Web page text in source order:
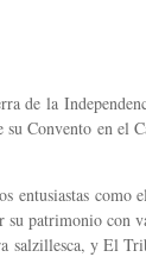
de la
Convento en el
entusiastas
patrimonio con
y El